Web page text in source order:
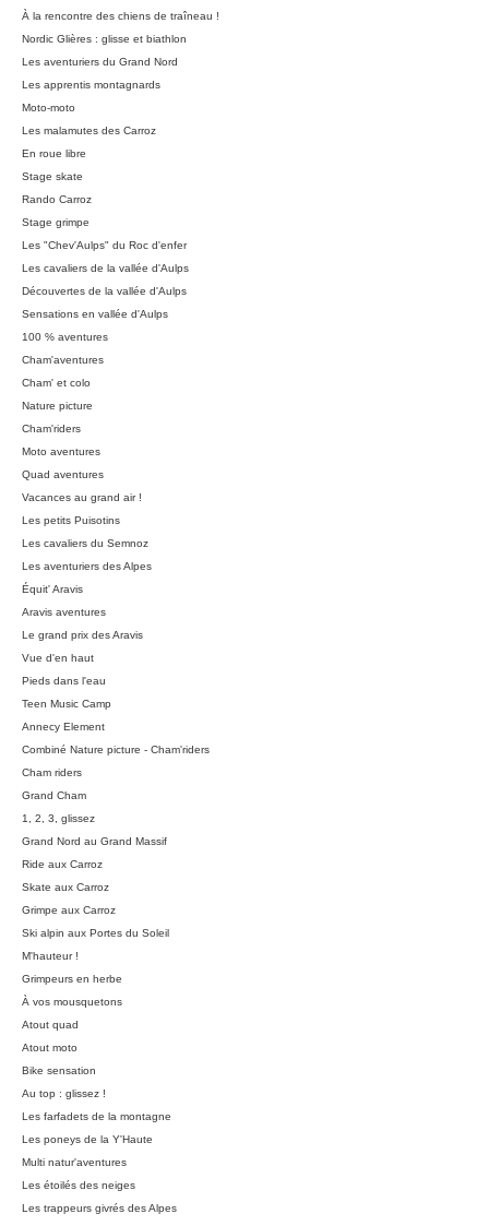
À la rencontre des chiens de traîneau !
Nordic Glières : glisse et biathlon
Les aventuriers du Grand Nord
Les apprentis montagnards
Moto-moto
Les malamutes des Carroz
En roue libre
Stage skate
Rando Carroz
Stage grimpe
Les "Chev'Aulps" du Roc d'enfer
Les cavaliers de la vallée d'Aulps
Découvertes de la vallée d'Aulps
Sensations en vallée d'Aulps
100 % aventures
Cham'aventures
Cham' et colo
Nature picture
Cham'riders
Moto aventures
Quad aventures
Vacances au grand air !
Les petits Puisotins
Les cavaliers du Semnoz
Les aventuriers des Alpes
Équit' Aravis
Aravis aventures
Le grand prix des Aravis
Vue d'en haut
Pieds dans l'eau
Teen Music Camp
Annecy Element
Combiné Nature picture - Cham'riders
Cham riders
Grand Cham
1, 2, 3, glissez
Grand Nord au Grand Massif
Ride aux Carroz
Skate aux Carroz
Grimpe aux Carroz
Ski alpin aux Portes du Soleil
M'hauteur !
Grimpeurs en herbe
À vos mousquetons
Atout quad
Atout moto
Bike sensation
Au top : glissez !
Les farfadets de la montagne
Les poneys de la Y'Haute
Multi natur'aventures
Les étoilés des neiges
Les trappeurs givrés des Alpes